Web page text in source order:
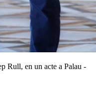
Rull, en un acte a Palau -